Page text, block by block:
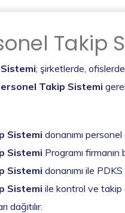
Takip
; şirketlerde,
Takip Sistemi
Sistemi donanımı personel
Sistemi Programı
Sistemi donanımı ile
Sistemi ile kontrol ve takip
dağıtılır.